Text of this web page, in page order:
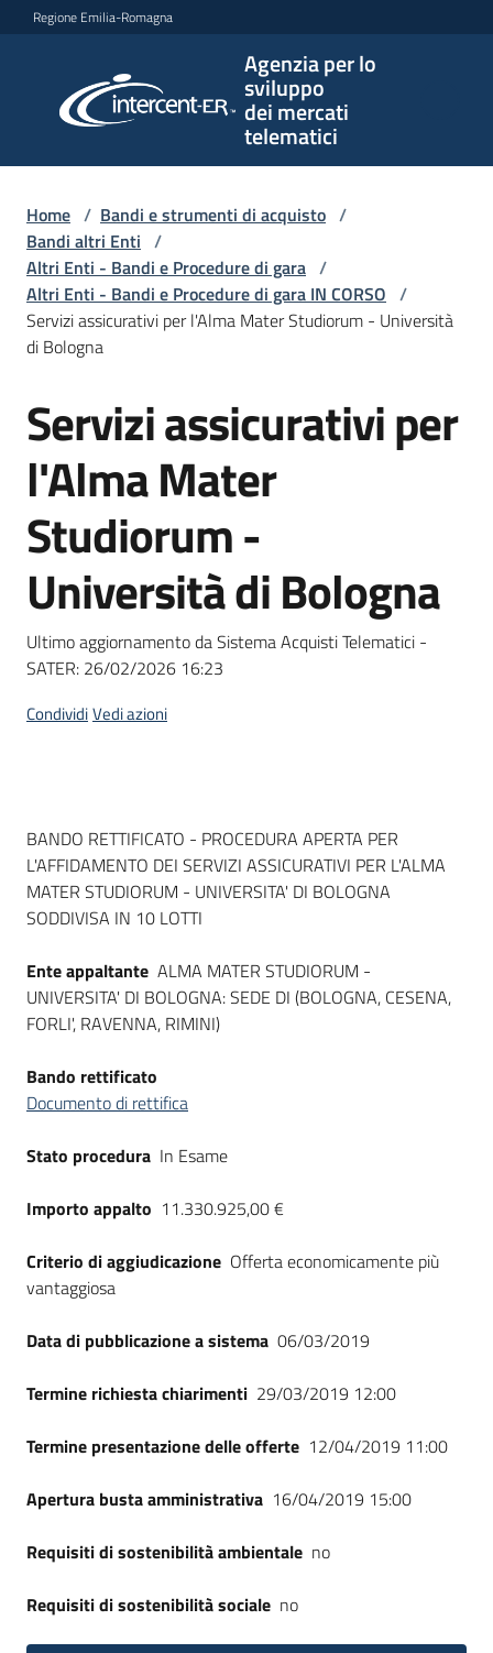
Vai al contenuto
Vai alla navigazione
Vai al footer
Regione Emilia-Romagna
Agenzia per lo
sviluppo
dei mercati
telematici
per lo
sviluppo
telematici
L'Agenzia
Bandi
e
di
Supporto
Piattaforme
telematiche
English
site
Seguici
su
Home / Bandi e strumenti di acquisto /
Bandi altri Enti /
Altri Enti - Bandi e Procedure di gara /
Altri Enti - Bandi e Procedure di gara IN CORSO /
Servizi assicurativi per l'Alma Mater Studiorum - Università
di Bologna
Salta al contenuto
Servizi assicurativi per
l'Alma Mater
Studiorum -
Università di Bologna
Ultimo aggiornamento da Sistema Acquisti Telematici -
SATER: 26/02/2026 16:23
CondividiVedi azioni
Dati del bando
BANDO RETTIFICATO - PROCEDURA APERTA PER
L'AFFIDAMENTO DEI SERVIZI ASSICURATIVI PER L'ALMA
MATER STUDIORUM - UNIVERSITA' DI BOLOGNA
SODDIVISA IN 10 LOTTI
Ente appaltante ALMA MATER STUDIORUM -
UNIVERSITA' DI BOLOGNA: SEDE DI (BOLOGNA, CESENA,
FORLI', RAVENNA, RIMINI)
Bando rettificato
Documento di rettifica
Stato procedura In Esame
Importo appalto 11.330.925,00 €
Criterio di aggiudicazione Offerta economicamente più
vantaggiosa
Data di pubblicazione a sistema 06/03/2019
Termine richiesta chiarimenti 29/03/2019 12:00
Termine presentazione delle offerte 12/04/2019 11:00
Apertura busta amministrativa 16/04/2019 15:00
Requisiti di sostenibilità ambientale no
Requisiti di sostenibilità sociale no